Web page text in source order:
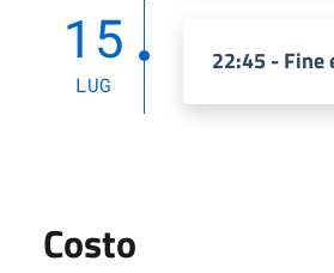
15
LUG
22:45 - Fine
Costo